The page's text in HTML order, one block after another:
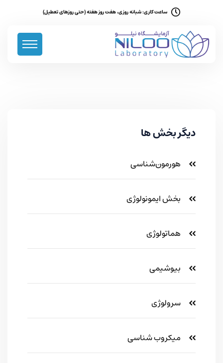
ساعت کاری: شبانه روزی، هفت روز هفته (حتی روزهای تعطیل)
دیگر بخش ها
هورمون‌شناسی
بخش ایمونولوژی
هماتولوژی
بیوشیمی
سرولوژی
میکروب شناسی